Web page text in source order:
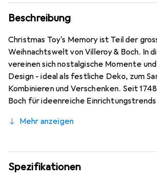
Beschreibung
Christmas Toy's Memory ist Teil der
Weihnachtswelt von Villeroy & Boch. In
vereinen sich nostalgische Momente
Design - ideal als festliche Deko, zum
Kombinieren und Verschenken. Seit
Boch für ideenreiche
bezaubert durch ihren Detailreichtum
Gefertigt aus hochwertigem Porzellan.
Hand reinigen. Dekorieren Sie Ihr
mit Villeroy & Boch.
Mehr anzeigen
Spezifikationen